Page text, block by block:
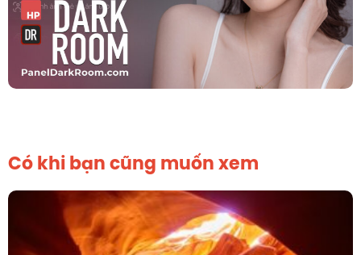
Có khi bạn cũng muốn xem